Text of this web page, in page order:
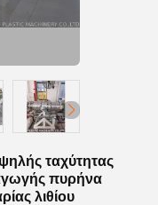
ταχύτητας
πυρήνα
λιθίου